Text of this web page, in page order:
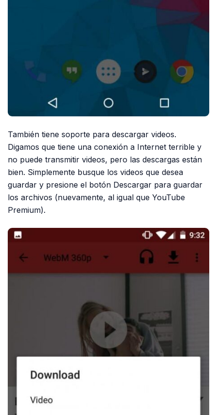
También tiene soporte para descargar videos.
Digamos que tiene una conexión a Internet terrible y
no puede transmitir videos, pero las descargas están
bien. Simplemente busque los videos que desea
guardar y presione el botón Descargar para guardar
los archivos (nuevamente, al igual que YouTube
Premium).